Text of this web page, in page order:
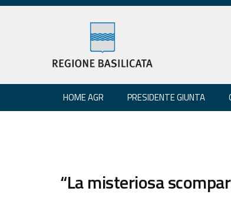
HOME AGR PRESIDENTE GIUNTA
“La misteriosa